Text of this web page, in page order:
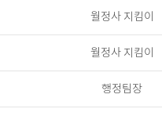
월정사 지킴이
월정사 지킴이
행정팀장